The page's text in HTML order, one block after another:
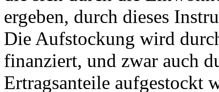
ergeben, durch dieses
Die Aufstockung wird
finanziert, und zwar auch
Ertragsanteile aufgestockt